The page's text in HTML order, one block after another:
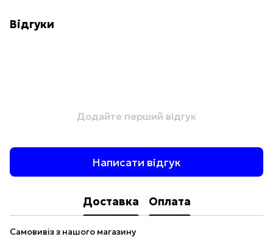
Відгуки
Додайте перший відгук
Написати відгук
Доставка Оплата
Самовивіз з нашого магазину